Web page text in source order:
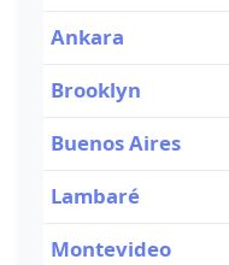
Ankara
Brooklyn
Buenos Aires
Lambaré
Montevideo